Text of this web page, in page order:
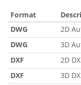
Format
DWG
2D
DWG
3D
DXF
2D
DXF
3D